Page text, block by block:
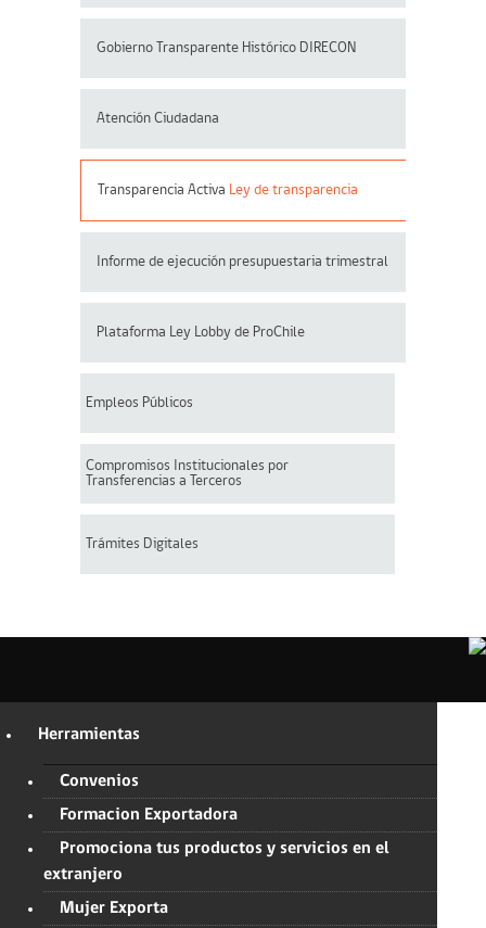
Gobierno Transparente Histórico DIRECON
Atención Ciudadana
Transparencia Activa Ley de transparencia
Informe de ejecución presupuestaria trimestral
Plataforma Ley Lobby de ProChile
Empleos Públicos
Compromisos Institucionales por
Transferencias a Terceros
Trámites Digitales
Herramientas
Convenios
Formacion Exportadora
Promociona tus productos y servicios en el
extranjero
Mujer Exporta